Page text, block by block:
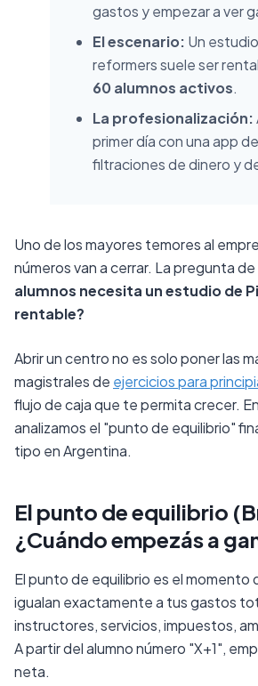
gastos y empezar a ver
El escenario: Un
reformers suele ser
60 alumnos activos.
La profesionalización:
primer día con una app
filtraciones de dinero y
Uno de los mayores temores al
números van a cerrar. La pregunta
alumnos necesita un estudio de
rentable?
Abrir un centro no es solo poner las
magistrales de ejercicios para
flujo de caja que te permita crecer.
analizamos el "punto de equilibrio"
tipo en Argentina.
El punto de equilibrio
¿Cuándo empezás a
El punto de equilibrio es el momento
igualan exactamente a tus gastos
instructores, servicios, impuestos,
A partir del alumno número "X+1",
neta.